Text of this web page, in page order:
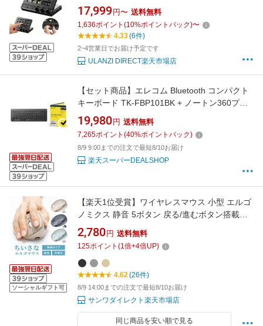
14個カスタマイズ可能なLCDキー 8-in-1拡張ポ
ート USB3.2Gen2高速転送 ハブドッキングス
テーション 4K HDMI対応 PD急速充電 日本語対
応 コンテンツ作成用 OBS/動画/写真編集/PC用
17,999 円〜 送料無料
1,636ポイント (10%ポイントバック)〜
4.33(6件)
2~4営業日でお届け予定です
ULANZI DIRECT楽天市場店
【セット商品】エレコム Bluetooth コンパクト
キーボード TK-FBP101BK + ノートン360プレ
ミアム/ノートン アンチトラック 同時購入3年5
台版
19,980 円 送料無料
7,265ポイント (40%ポイントバック)
8/9 9:00までの注文で最短8/10お届け
楽天スーパーDEALSHOP
ソーシャルギフト可
【楽天1位受賞】ワイヤレスマウス 小型 エルゴ
ノミクス 静音 5ボタン 戻る/進むボタン搭載
DPI切替 2.4GHz ブルーLED FREEROシリーズ
2,780 円 送料無料
125ポイント (1倍+4倍UP)
4.62(26件)
8/9 14:00までの注文で最短8/10お届け
サンワダイレクト楽天市場店
同じ商品を安い順で見る